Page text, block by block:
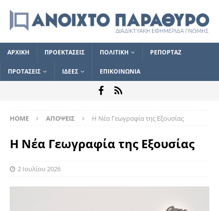
ΑΡΧΙΚΗ ΠΡΟΕΚΤΑΣΕΙΣ ΠΟΛΙΤΙΚΗ ΡΕΠΟΡΤΑΖ
ΠΡΟΤΑΣΕΙΣ ΙΔΕΕΣ ΕΠΙΚΟΙΝΩΝΙΑ
HOME ΑΠΟΨΕΙΣ Η Νέα Γεωγραφία της Εξουσίας
Η Νέα Γεωγραφία της Εξουσίας
2 Ιουλίου 2026